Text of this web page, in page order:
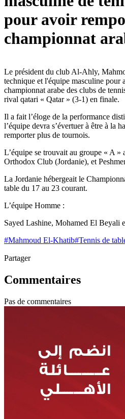
pour avoir
championnat
Le président du club Al-Ahly,
technique et l'équipe masculine pour
championnat arabe des clubs de
rival qatari « Qatar » (3-1) en finale.
Il a fait l’éloge de la performance
l’équipe devra s’évertuer à être à la
remporter plus de tournois.
L’équipe se trouvait au groupe « A
Orthodox Club (Jordanie), et
La Jordanie hébergeait le
table du 17 au 23 courant.
L’équipe Homme :
Sayed Lashine, Mohamed El Beyali
#Mahmoud El-Khatib#Tennis de
Partager
Commentaires
Pas de commentaires